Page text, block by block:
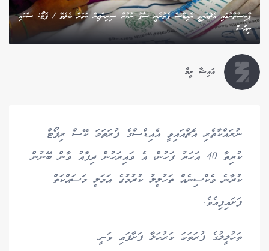
ޕާކިސްތާނުގައި އެޗްއައިވީ އެއިޑްސް ފެތުރެނީ ސާފު ނުކުރާ ސިރިންޖިން ކަމަށް ބެލެވޭ / ފޮޓޯ: ސްކައި
ނިއުސް
އައިޝާ ރީމާ
ނުރައްކާތެރި އެޗްއައިވީ އެއިޑްސްގެ ފުރަތަމަ ކޭސް ރިޕޯޓް
ކުރިތާ 40 އަހަރު ފަހުން، އެ ވައިރަހުން ދިފާއު ވާން ބޭނުން
ކުރާނެ ވެކްސިނެއް ތަހުލީލު ކުރުމުގެ އަމަލީ މަސައްކަތް
ފަށައިފިއެވެ.
ތަހުލީލުގެ ފުރަތަމަ މަރުހަލާ ފަށާފައި ވަނީ